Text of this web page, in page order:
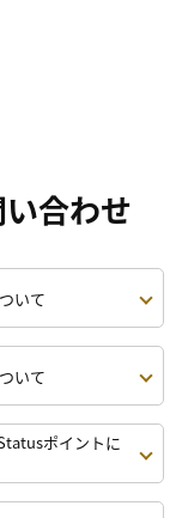
合わせ
いて
いて
ポイントに